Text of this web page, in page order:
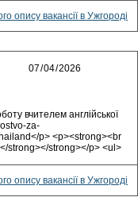
опису вакансії в Ужгороді
вчителем англійської
za-
p> <p><strong><br
strong></strong></p> <ul>
опису вакансії в Ужгороді